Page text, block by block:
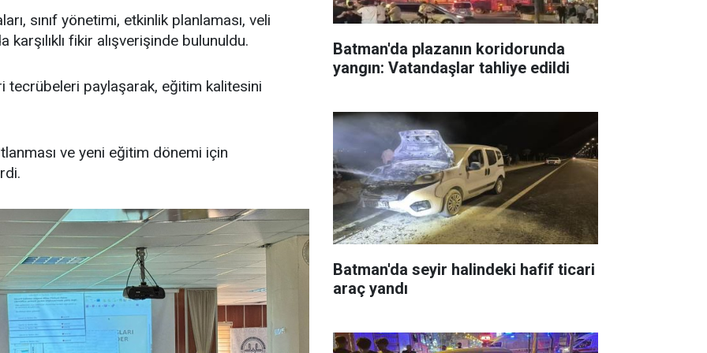
sınıf yönetimi, etkinlik planlaması, veli
fikir alışverişinde bulunuldu.
tecrübeleri paylaşarak, eğitim kalitesini
ve yeni eğitim dönemi için
Batman'da plazanın koridorunda
yangın: Vatandaşlar tahliye edildi
Batman'da seyir halindeki hafif ticari
araç yandı